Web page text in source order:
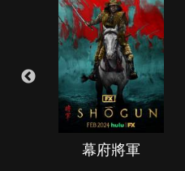
幕府將軍